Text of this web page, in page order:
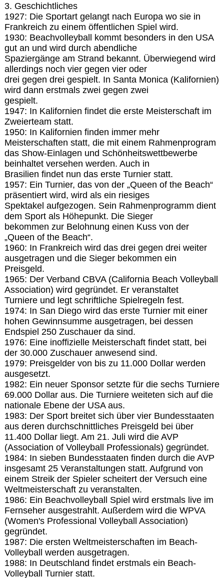
3. Geschichtliches
1927: Die Sportart gelangt nach Europa wo sie in
Frankreich zu einem öffentlichen Spiel wird.
1930: Beachvolleyball kommt besonders in den USA
gut an und wird durch abendliche
Spaziergänge am Strand bekannt. Überwiegend wird
allerdings noch vier gegen vier oder
drei gegen drei gespielt. In Santa Monica (Kalifornien)
wird dann erstmals zwei gegen zwei
gespielt.
1947: In Kalifornien findet die erste Meisterschaft im
Zweierteam statt.
1950: In Kalifornien finden immer mehr
Meisterschaften statt, die mit einem Rahmenprogram
das Show-Einlagen und Schönheitswettbewerbe
beinhaltet versehen werden. Auch in
Brasilien findet nun das erste Turnier statt.
1957: Ein Turnier, das von der „Queen of the Beach“
präsentiert wird, wird als ein riesiges
Spektakel aufgezogen. Sein Rahmenprogramm dient
dem Sport als Höhepunkt. Die Sieger
bekommen zur Belohnung einen Kuss von der
„Queen of the Beach“.
1960: In Frankreich wird das drei gegen drei weiter
ausgetragen und die Sieger bekommen ein
Preisgeld.
1965: Der Verband CBVA (California Beach Volleyball
Association) wird gegründet. Er veranstaltet
Turniere und legt schriftliche Spielregeln fest.
1974: In San Diego wird das erste Turnier mit einer
hohen Gewinnsumme ausgetragen, bei dessen
Endspiel 250 Zuschauer da sind.
1976: Eine inoffizielle Meisterschaft findet statt, bei
der 30.000 Zuschauer anwesend sind.
1979: Preisgelder von bis zu 11.000 Dollar werden
ausgesetzt.
1982: Ein neuer Sponsor setzte für die sechs Turniere
69.000 Dollar aus. Die Turniere weiteten sich auf die
nationale Ebene der USA aus.
1983: Der Sport breitet sich über vier Bundesstaaten
aus deren durchschnittliches Preisgeld bei über
11.400 Dollar liegt. Am 21. Juli wird die AVP
(Association of Volleyball Professionals) gegründet.
1984: In sieben Bundesstaaten finden durch die AVP
insgesamt 25 Veranstaltungen statt. Aufgrund von
einem Streik der Spieler scheitert der Versuch eine
Weltmeisterschaft zu veranstalten.
1986: Ein Beachvolleyball Spiel wird erstmals live im
Fernseher ausgestrahlt. Außerdem wird die WPVA
(Women's Professional Volleyball Association)
gegründet.
1987: Die ersten Weltmeisterschaften im Beach-
Volleyball werden ausgetragen.
1988: In Deutschland findet erstmals ein Beach-
Volleyball Turnier statt.